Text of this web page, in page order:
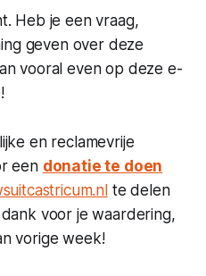
Heb je een vraag,
geven over deze
vooral even op deze e-
en reclamevrije
een donatie te doen
te delen
voor je waardering,
vorige week!